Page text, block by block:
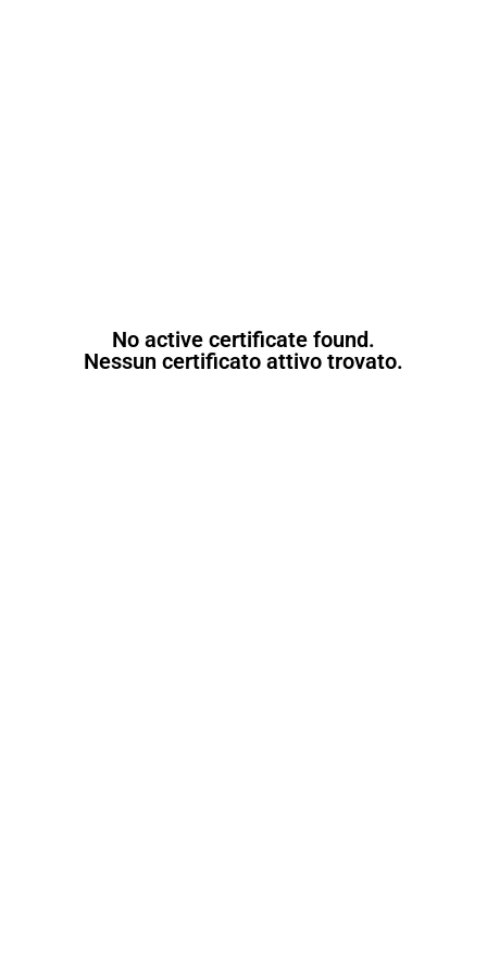
No active certificate found.
Nessun certificato attivo trovato.